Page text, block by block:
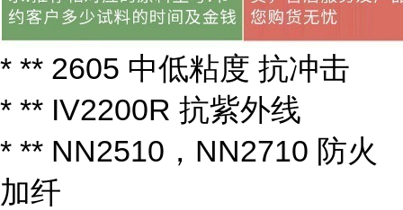
* ** 2605 中低粘度 抗冲击
* ** IV2200R 抗紫外线
* ** NN2510，NN2710 防火
加纤